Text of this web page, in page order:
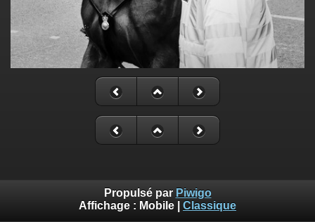
Propulsé par Piwigo
Affichage : Mobile Classique